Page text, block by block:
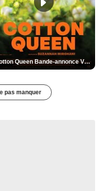
Cotton Queen Bande-annonce VO STFR
pas manquer